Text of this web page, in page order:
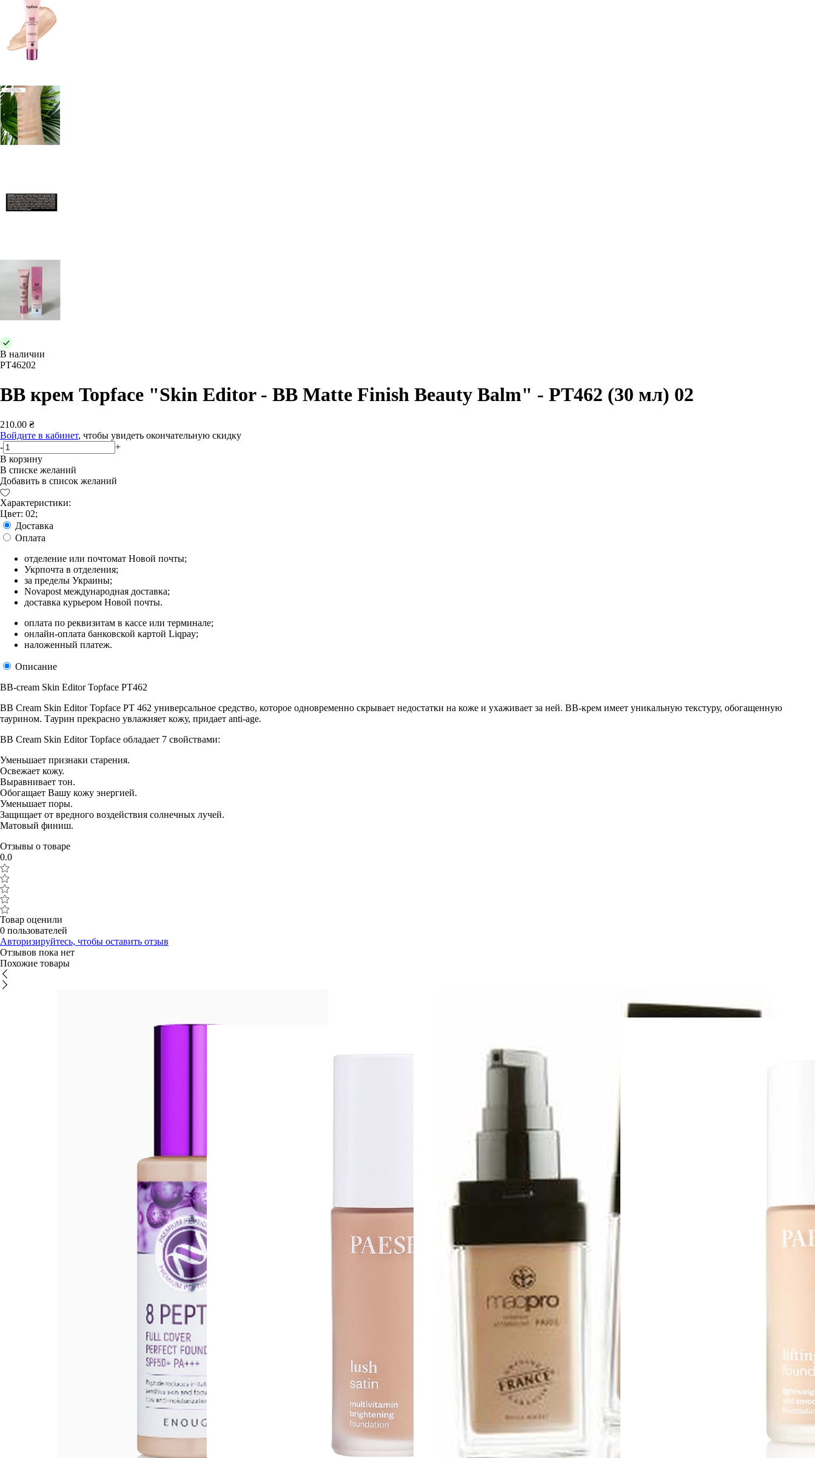
В наличии
PT46202
BB крем Topface "Skin Editor - BB Matte Finish Beauty Balm" - PT462 (30 мл) 02
210.00 ₴
Войдите в кабинет, чтобы увидеть окончательную скидку
-
+
В корзину
В списке желаний
Добавить в список желаний
Характеристики:
Цвет: 02;
Доставка
Оплата
отделение или почтомат Новой почты;
Укрпочта в отделения;
за пределы Украины;
Novapost международная доставка;
доставка курьером Новой почты.
оплата по реквизитам в кассе или терминале;
онлайн-оплата банковской картой Liqpay;
наложенный платеж.
Описание
BB-cream Skin Editor Topface PT462
BB Cream Skin Editor Topface PT 462 универсальное средство, которое одновременно скрывает недостатки на коже и ухаживает за ней. ВВ-крем имеет уникальную текстуру, обогащенную
таурином. Таурин прекрасно увлажняет кожу, придает anti-age.
BB Cream Skin Editor Topface обладает 7 свойствами:
Уменьшает признаки старения.
Освежает кожу.
Выравнивает тон.
Обогащает Вашу кожу энергией.
Уменьшает поры.
Защищает от вредного воздействия солнечных лучей.
Матовый финиш.
Отзывы о товаре
0.0
Товар оценили
0 пользователей
Авторизируйтесь, чтобы оставить отзыв
Отзывов пока нет
Похожие товары